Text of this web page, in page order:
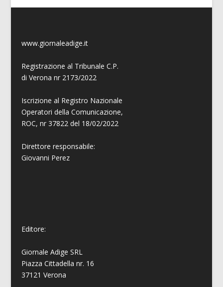
www.giornaleadige.it
Registrazione al Tribunale C.P.
di Verona nr 2173/2022
Iscrizione al Registro Nazionale
Operatori della Comunicazione,
ROC, nr 37822 del 18/02/2022
Direttore responsabile:
Giovanni Perez
Editore:
Giornale Adige SRL
Piazza Cittadella nr. 16
37121 Verona